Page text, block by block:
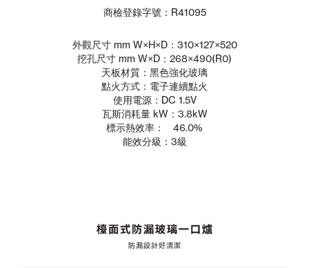
商檢登錄字號：R41095
外觀尺寸 mm W×H×D：310×127×520
挖孔尺寸 mm W×D：268×490(R0)
天板材質：黑色強化玻璃
點火方式：電子連續點火
使用電源：DC 1.5V
瓦斯消耗量 kW：3.8kW
標示熱效率： 46.0%
能效分級：3級